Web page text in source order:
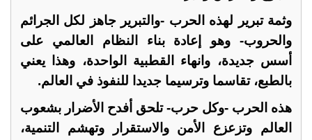
وثمة تبرير لهذه الحرب -والتبرير جاهز لكل الجرائم
والحروب- وهو إعادة بناء النظام العالمي على
أسس جديدة، وانهاء القطبية الواحدة، وهذا يعني
بالطبع، تقاسما وترسيما جديدا للنفوذ في العالم.
هذه الحرب -وكل حرب- تلحق أفدح الأضرار بشعوب
العالم وتزعزع الأمن والاستقرار وتهشم التنمية،